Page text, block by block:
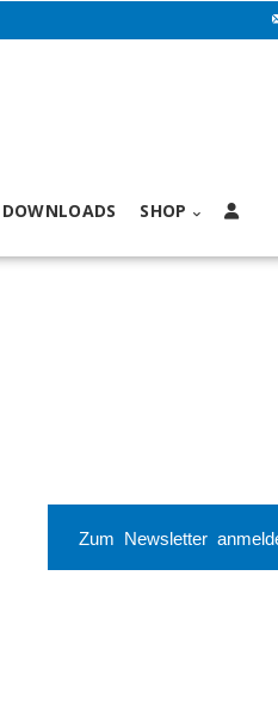
DOWNLOADS SHOP
Zum Newsletter